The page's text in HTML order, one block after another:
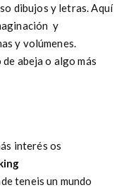
dibujos y letras. Aquí
y
y volúmenes.
abeja o algo más
interés os
teneis un mundo